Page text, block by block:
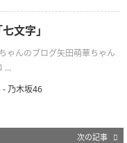
文字」
ゃんのブログ矢田萌華ちゃん
...
- 乃木坂46
次の記事